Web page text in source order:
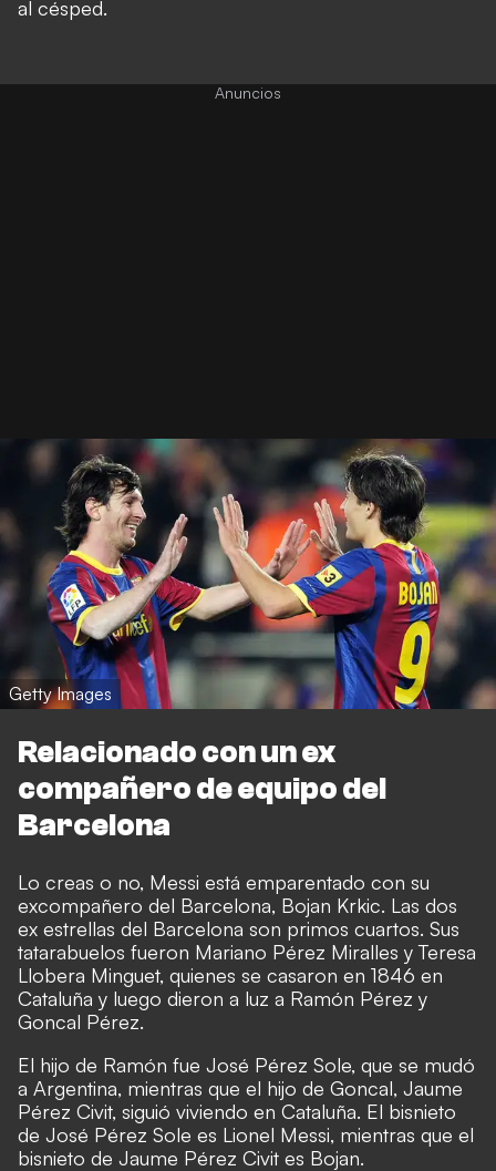
al césped.
Getty Images
Relacionado con un ex
compañero de equipo del
Barcelona
Lo creas o no, Messi está emparentado con su
excompañero del Barcelona, Bojan Krkic. Las dos
ex estrellas del Barcelona son primos cuartos. Sus
tatarabuelos fueron Mariano Pérez Miralles y Teresa
Llobera Minguet, quienes se casaron en 1846 en
Cataluña y luego dieron a luz a Ramón Pérez y
Goncal Pérez.
El hijo de Ramón fue José Pérez Sole, que se mudó
a Argentina, mientras que el hijo de Goncal, Jaume
Pérez Civit, siguió viviendo en Cataluña. El bisnieto
de José Pérez Sole es Lionel Messi, mientras que el
bisnieto de Jaume Pérez Civit es Bojan.